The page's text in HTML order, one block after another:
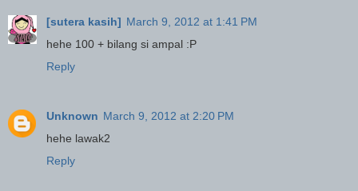
[sutera kasih] March 9, 2012 at 1:41 PM
hehe 100 + bilang si ampal :P
Reply
Unknown March 9, 2012 at 2:20 PM
hehe lawak2
Reply